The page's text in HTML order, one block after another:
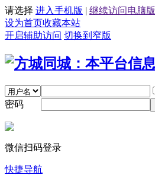
请选择 进入手机版 | 继续访问电脑版
设为首页收藏本站
开启辅助访问 切换到窄版
密码
微信扫码登录
快捷导航